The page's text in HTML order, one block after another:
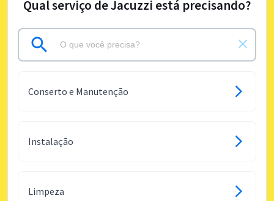
Qual serviço de Jacuzzi está precisando?
Conserto e Manutenção
Instalação
Limpeza